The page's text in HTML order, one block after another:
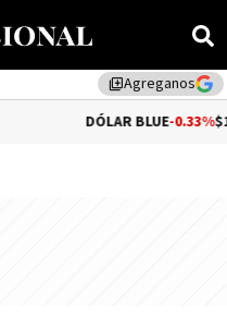
library_addAgreganos
DÓLAR BLUE-0.33%$1,540.00